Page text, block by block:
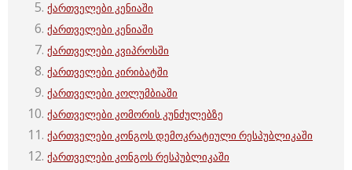
ქართველები კენიაში
ქართველები კენიაში
ქართველები კვიპროსში
ქართველები კირიბატში
ქართველები კოლუმბიაში
ქართველები კომორის კუნძულებზე
ქართველები კონგოს დემოკრატიული რესპუბლიკაში
ქართველები კონგოს რესპუბლიკაში